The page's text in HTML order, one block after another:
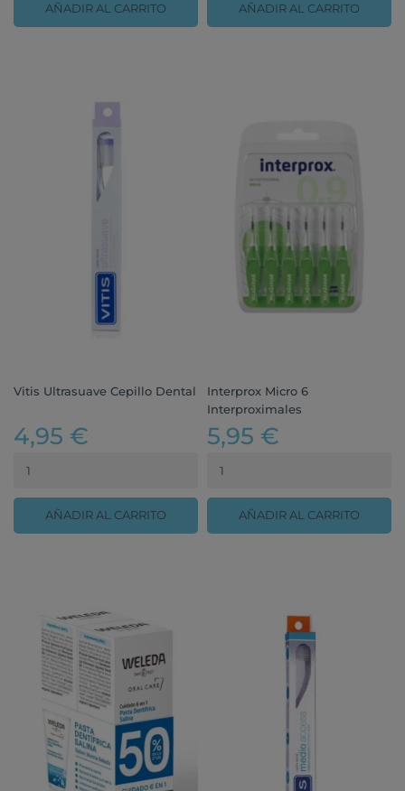
AÑADIR AL CARRITO AÑADIR AL CARRITO
Vitis Ultrasuave Cepillo Dental
4,95 €
AÑADIR AL CARRITO
Interprox Micro 6
Interproximales
5,95 €
AÑADIR AL CARRITO